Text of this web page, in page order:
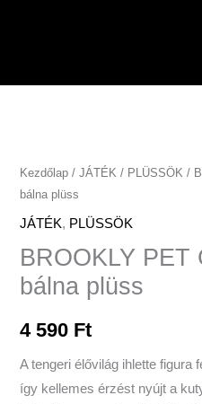
Kezdőlap /JÁTÉK / PLÜSSÖK /
bálna plüss
JÁTÉK, PLÜSSÖK
BROOKLY PET
bálna plüss
4 590 Ft
A tengeri élővilág ihlette figura
így kellemes érzést nyújt a
GEAR
-
Sípoló
plüss
mennyiség